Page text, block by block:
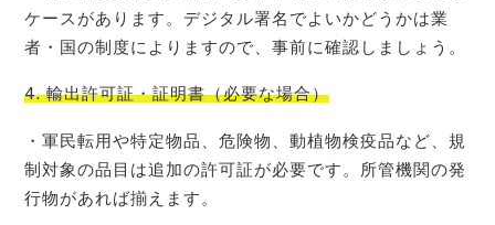
ケースがあります。デジタル署名でよいかどうかは業
者・国の制度によりますので、事前に確認しましょう。
4. 輸出許可証・証明書（必要な場合）
・軍民転用や特定物品、危険物、動植物検疫品など、規
制対象の品目は追加の許可証が必要です。所管機関の発
行物があれば揃えます。